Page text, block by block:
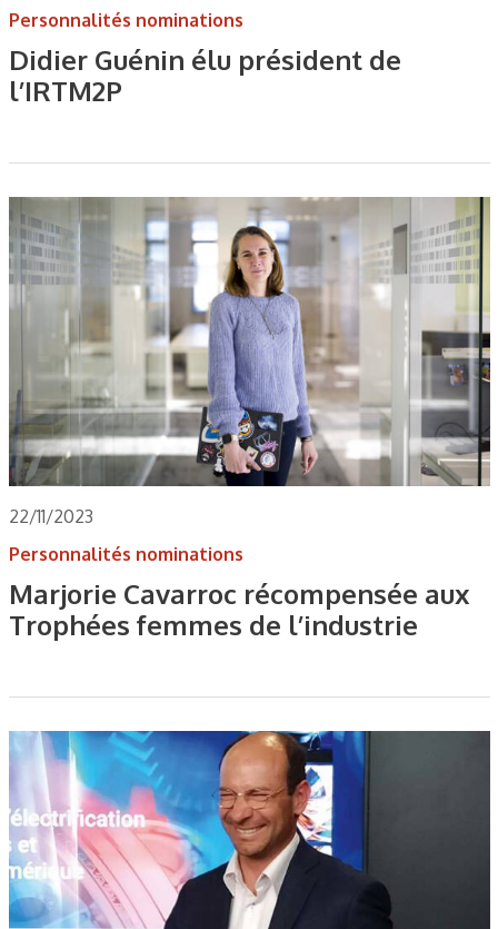
Personnalités nominations
Didier Guénin élu président de
l’IRTM2P
22/11/2023
Personnalités nominations
Marjorie Cavarroc récompensée aux
Trophées femmes de l’industrie